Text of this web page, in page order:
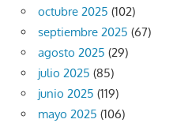
octubre 2025 (102)
septiembre 2025 (67)
agosto 2025 (29)
julio 2025 (85)
junio 2025 (119)
mayo 2025 (106)